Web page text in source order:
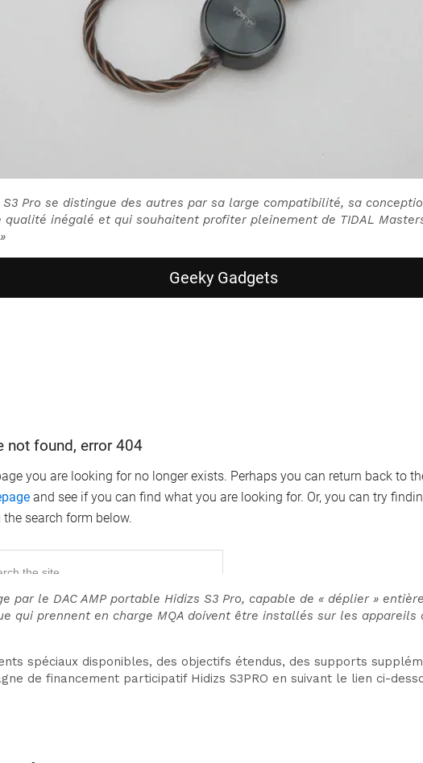
Pro se distingue des autres par sa large compatibilité, sa
inégalé et qui souhaitent profiter pleinement de TIDAL
par le DAC AMP portable Hidizs S3 Pro, capable de « déplier »
qui prennent en charge MQA doivent être installés sur les appareils
spéciaux disponibles, des objectifs étendus, des supports
de financement participatif Hidizs S3PRO en suivant le lien ci-